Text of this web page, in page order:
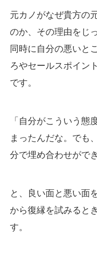
元カノがなぜ貴方の
のか、その理由をじ
同時に自分の悪いと
ろやセールスポイン
です。
「自分がこういう態
まったんだな。でも
分で埋め合わせがで
と、良い面と悪い面
から復縁を試みると
す。